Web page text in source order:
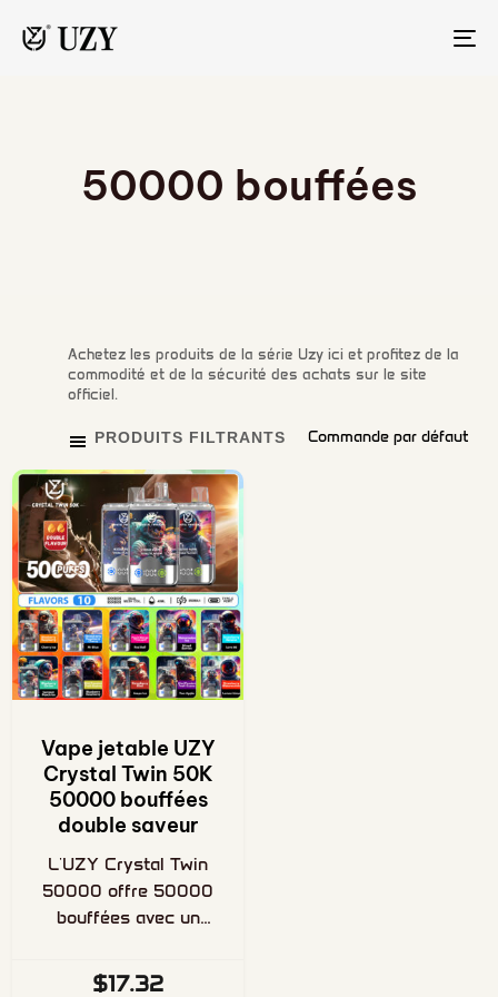
50000 bouffées
Achetez les produits de la série Uzy ici et profitez de la
commodité et de la sécurité des achats sur le site
officiel.
PRODUITS FILTRANTS
Vape jetable UZY
Crystal Twin 50K
50000 bouffées
double saveur
L'UZY Crystal Twin
50000 offre 50000
bouffées avec un
changement de
$17.32